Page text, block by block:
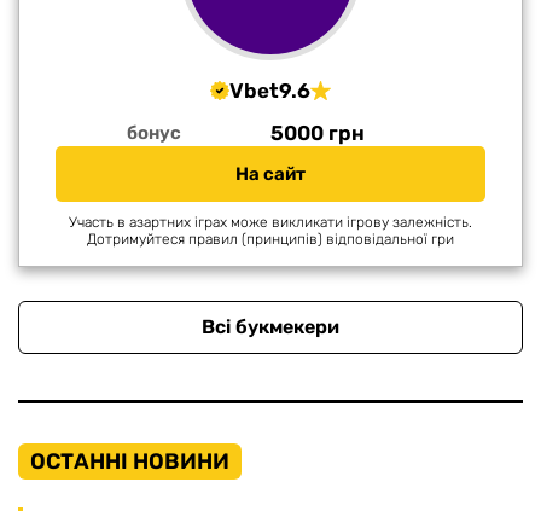
Vbet9.6
бонус 5000 грн
На сайт
Участь в азартних іграх може викликати ігрову залежність.
Дотримуйтеся правил (принципів) відповідальної гри
Всі букмекери
ОСТАННІ НОВИНИ